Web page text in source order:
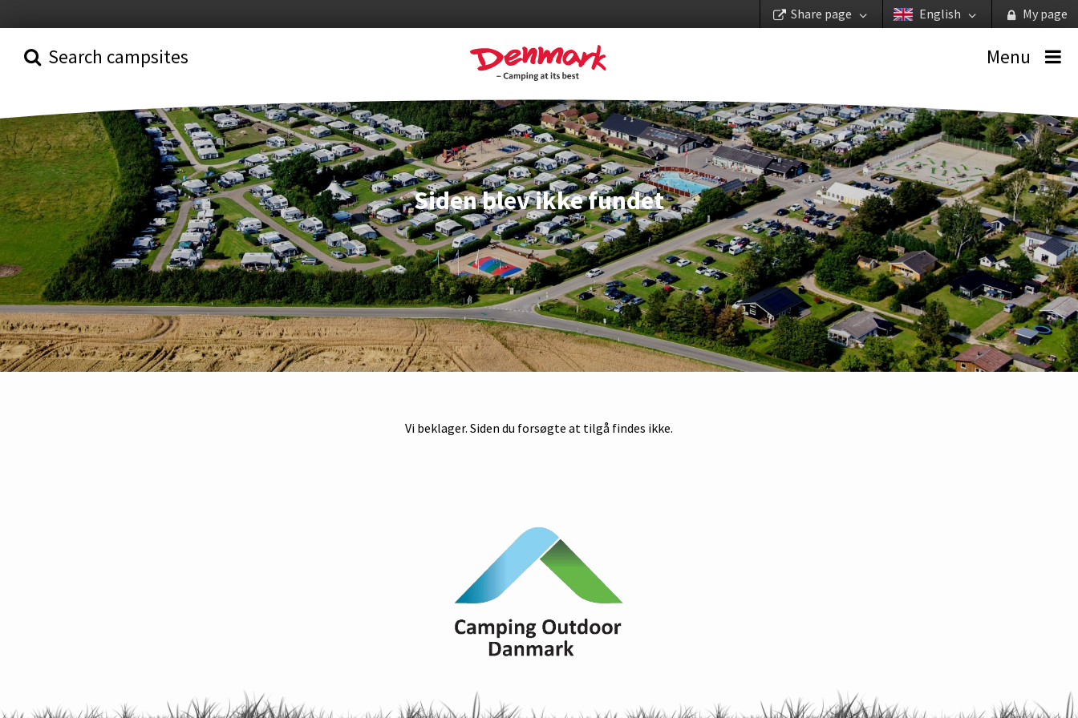
My page
English
Share page
Search campsites Menu
Siden blev ikke fundet
Vi beklager. Siden du forsøgte at tilgå findes ikke.